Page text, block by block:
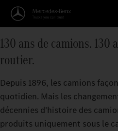
130 ans de camions.
routier.
Depuis 1896, les camions
quotidien. Mais les
décennies d'histoire des
produits uniquement sous le